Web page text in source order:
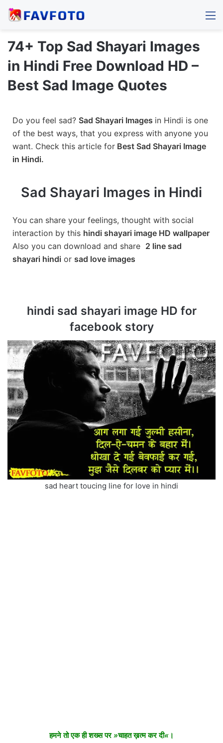
74+ Top Sad Shayari Images
in Hindi Free Download HD –
Best Sad Image Quotes
Do you feel sad? Sad Shayari Images in Hindi is one
of the best ways, that you express with anyone you
want. Check this article for Best Sad Shayari Image
in Hindi.
Sad Shayari Images in Hindi
You can share your feelings, thought with social
interaction by this hindi shayari image HD wallpaper
Also you can download and share 2 line sad
shayari hindi or sad love images
hindi sad shayari image HD for
facebook story
sad heart toucing line for love in hindi
हमने तो एक ही शख्स पर»चाहत ख़त्म कर दी« ।